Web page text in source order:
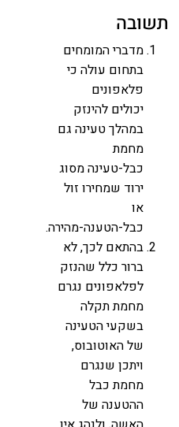
תשובה
מדברי המומחים
בתחום עולה כי
פלאפונים
יכולים להינזק
במהלך טעינה גם
מחמת
כבל-טעינה מסוג
ירוד שמחירו זול
או
כבל-הטענה-מהירה.
בהתאם לכך, לא
ברור כלל שהנזק
לפלאפונים נגרם
מחמת תקלה
בשקעי הטעינה
של האוטובוס,
ויתכן שנגרם
מחמת כבל
ההטענה של